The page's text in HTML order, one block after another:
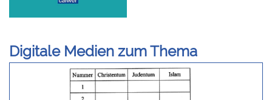
Digitale Medien zum Thema